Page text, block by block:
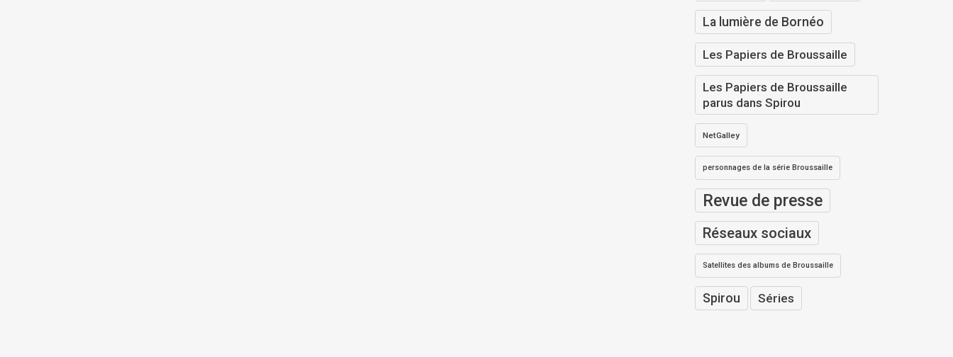
La lumière de Bornéo
Les Papiers de Broussaille
Les Papiers de Broussaille
parus dans Spirou
NetGalley
personnages de la série Broussaille
Revue de presse
Réseaux sociaux
Satellites des albums de Broussaille
Spirou Séries